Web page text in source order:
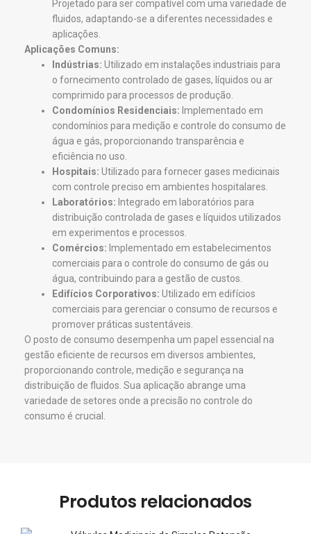
Projetado para ser compatível com uma variedade de
fluidos, adaptando-se a diferentes necessidades e
aplicações.
Aplicações Comuns:
Indústrias: Utilizado em instalações industriais para
o fornecimento controlado de gases, líquidos ou ar
comprimido para processos de produção.
Condomínios Residenciais: Implementado em
condomínios para medição e controle do consumo de
água e gás, proporcionando transparência e
eficiência no uso.
Hospitais: Utilizado para fornecer gases medicinais
com controle preciso em ambientes hospitalares.
Laboratórios: Integrado em laboratórios para
distribuição controlada de gases e líquidos utilizados
em experimentos e processos.
Comércios: Implementado em estabelecimentos
comerciais para o controle do consumo de gás ou
água, contribuindo para a gestão de custos.
Edifícios Corporativos: Utilizado em edifícios
comerciais para gerenciar o consumo de recursos e
promover práticas sustentáveis.
O posto de consumo desempenha um papel essencial na
gestão eficiente de recursos em diversos ambientes,
proporcionando controle, medição e segurança na
distribuição de fluidos. Sua aplicação abrange uma
variedade de setores onde a precisão no controle do
consumo é crucial.
Produtos relacionados